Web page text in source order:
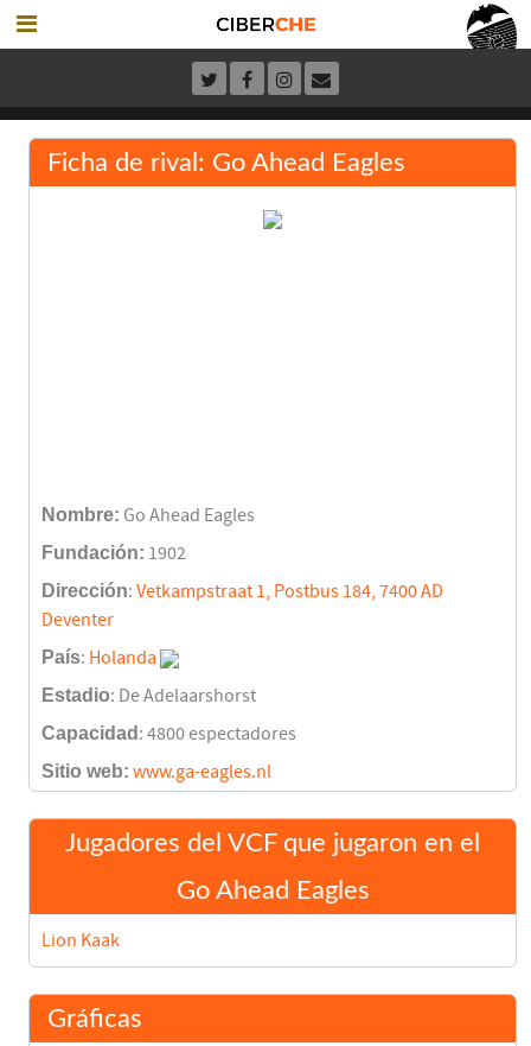
Ficha de rival: Go Ahead Eagles
Nombre: Go Ahead Eagles
Fundación: 1902
Dirección: Vetkampstraat 1, Postbus 184, 7400 AD
Deventer
País: Holanda
Estadio: De Adelaarshorst
Capacidad : 4800 espectadores
Sitio web: www.ga-eagles.nl
Jugadores del VCF que jugaron en el
Go Ahead Eagles
Lion Kaak
Gráficas